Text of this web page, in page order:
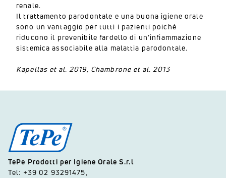
renale.
Il trattamento parodontale e una buona igiene orale
sono un vantaggio per tutti i pazienti poiché
riducono il prevenibile fardello di un’infiammazione
sistemica associabile alla malattia parodontale.
Kapellas et al. 2019, Chambrone et al. 2013
TePe Prodotti per Igiene Orale S.r.l
Tel: +39 02 93291475,